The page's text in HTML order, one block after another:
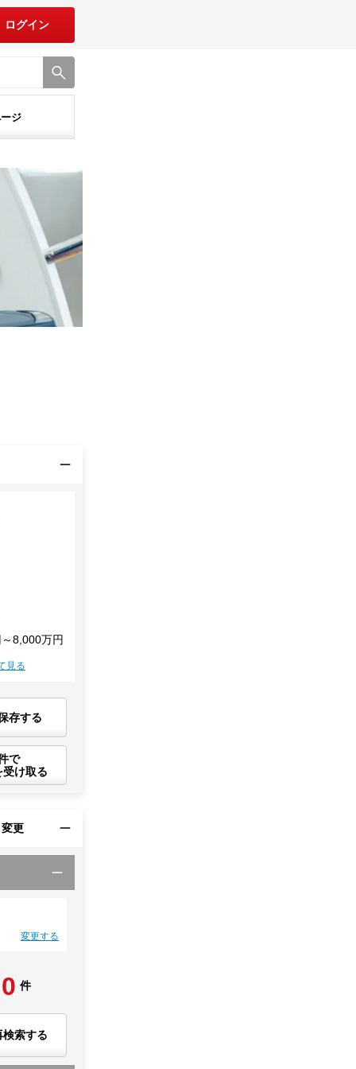
ログイン
ジ
8,000万円
見る
存する
で
受け取る
更
変更する
0 件
検索する